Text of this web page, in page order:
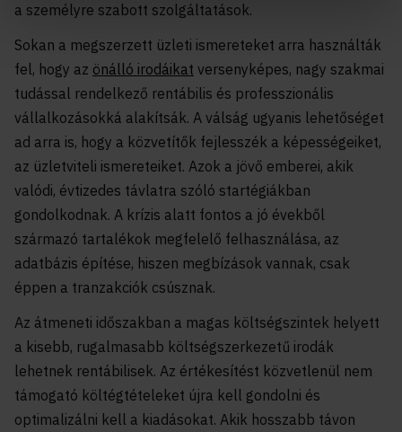
a személyre szabott szolgáltatások.
Sokan a megszerzett üzleti ismereteket arra használták
fel, hogy az önálló irodáikat versenyképes, nagy szakmai
tudással rendelkező rentábilis és professzionális
vállalkozásokká alakítsák. A válság ugyanis lehetőséget
ad arra is, hogy a közvetítők fejlesszék a képességeiket,
az üzletviteli ismereteiket. Azok a jövő emberei, akik
valódi, évtizedes távlatra szóló startégiákban
gondolkodnak. A krízis alatt fontos a jó évekből
származó tartalékok megfelelő felhasználása, az
adatbázis építése, hiszen megbízások vannak, csak
éppen a tranzakciók csúsznak.
Az átmeneti időszakban a magas költségszintek helyett
a kisebb, rugalmasabb költségszerkezetű irodák
lehetnek rentábilisek. Az értékesítést közvetlenül nem
támogató költégtételeket újra kell gondolni és
optimalizálni kell a kiadásokat. Akik hosszabb távon